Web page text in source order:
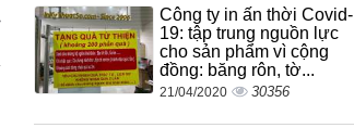
Công ty in ấn thời Covid-
19: tập trung nguồn lực
cho sản phẩm vì cộng
đồng: băng rôn, tờ...
21/04/2020 30356